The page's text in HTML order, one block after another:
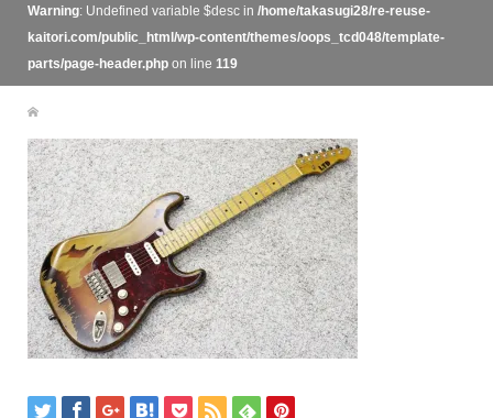
Warning: Undefined variable $desc in /home/takasugi28/re-reuse-
kaitori.com/public_html/wp-content/themes/oops_tcd048/template-
parts/page-header.phpon line 119